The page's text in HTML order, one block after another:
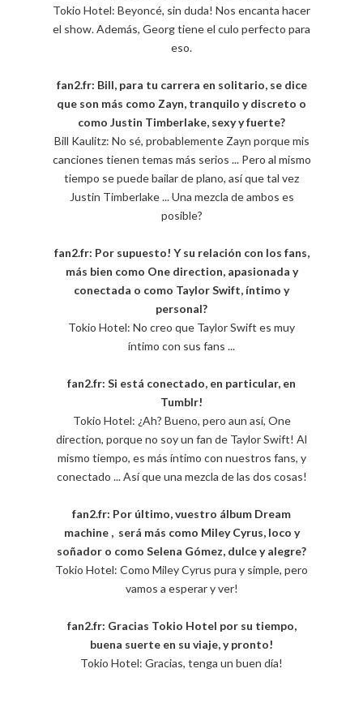
Tokio Hotel: Beyoncé, sin duda! Nos encanta hacer
el show. Además, Georg tiene el culo perfecto para
eso.
fan2.fr: Bill, para tu carrera en solitario, se dice
que son más como Zayn, tranquilo y discreto o
como Justin Timberlake, sexy y fuerte?
Bill Kaulitz: No sé, probablemente Zayn porque mis
canciones tienen temas más serios ... Pero al mismo
tiempo se puede bailar de plano, así que tal vez
Justin Timberlake ... Una mezcla de ambos es
posible?
fan2.fr: Por supuesto! Y su relación con los fans,
más bien como One direction, apasionada y
conectada o como Taylor Swift, íntimo y
personal?
Tokio Hotel: No creo que Taylor Swift es muy
íntimo con sus fans ...
fan2.fr: Si está conectado, en particular, en
Tumblr!
Tokio Hotel: ¿Ah? Bueno, pero aun así, One
direction, porque no soy un fan de Taylor Swift! Al
mismo tiempo, es más íntimo con nuestros fans, y
conectado ... Así que una mezcla de las dos cosas!
fan2.fr: Por último, vuestro álbum Dream
machine , será más como Miley Cyrus, loco y
soñador o como Selena Gómez, dulce y alegre?
Tokio Hotel: Como Miley Cyrus pura y simple, pero
vamos a esperar y ver!
fan2.fr: Gracias Tokio Hotel por su tiempo,
buena suerte en su viaje, y pronto!
Tokio Hotel: Gracias, tenga un buen día!